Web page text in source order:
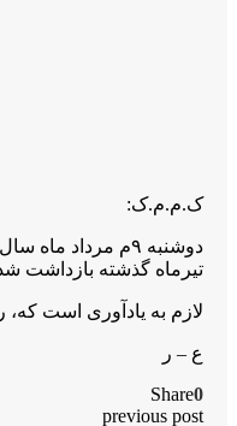
ک.م.م.ک:
تیرماه گذشته بازداشت
لازم به یادآوری است
ع – ر
Share0
previous post